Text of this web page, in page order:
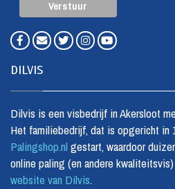
DILVIS
Dilvis is een visbedrijf in Akersloot
Het familiebedrijf, dat is opgericht in
Palingshop.nl gestart, waardoor
online paling (en andere kwaliteitsvis)
website van Dilvis.